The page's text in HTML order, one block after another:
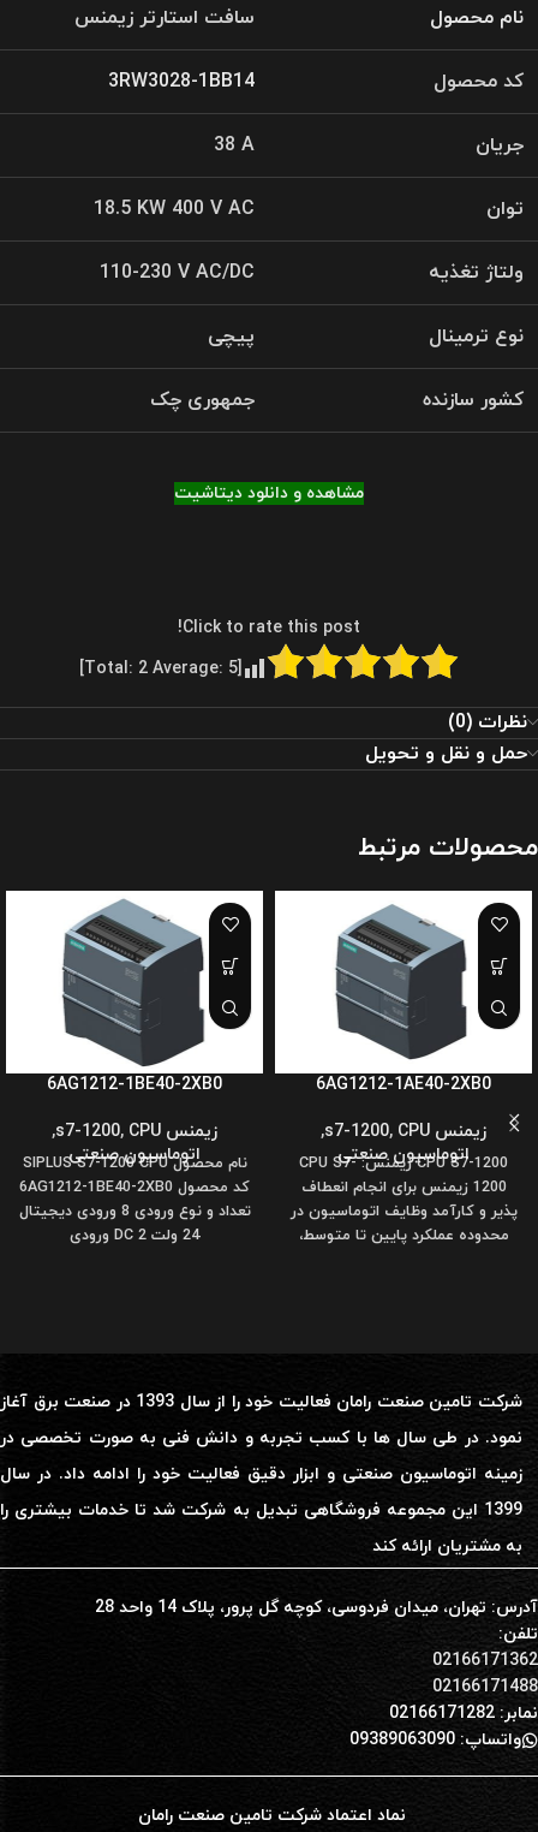
نام محصول سافت استارتر زیمنس
کد محصول 3RW3028-1BB14
جریان 38 A
توان 18.5 KW 400 V AC
ولتاژ تغذیه 110-230 V AC/DC
نوع ترمینال پیچی
کشور سازنده جمهوری چک
مشاهده و دانلود دیتاشیت
Click to rate this post!
[Total:
2 Average: 5
]
نظرات (0)
حمل و نقل و تحویل
محصولات مرتبط
6AG1212-1AE40-2XB0
زیمنس s7-1200 , CPU
,
اتوماسیون صنعتیCPU S7-1200 زیمنس: CPU S7-
1200 زیمنس برای انجام انعطاف
پذیر و کارآمد وظایف اتوماسیون در
محدوده عملکرد پایین تا متوسط،
6AG1212-1BE40-2XB0
زیمنس s7-1200 , CPU
,
اتوماسیون صنعتی
نام محصول SIPLUS S7-1200 CPU
کد محصول 6AG1212-1BE40-2XB0
تعداد و نوع ورودی 8 ورودی دیجیتال
24 ولت DC 2 ورودی
شرکت تامین صنعت رامان فعالیت خود را از سال 1393 در صنعت برق آغاز
نمود. در طی سال ها با کسب تجربه و دانش فنی به صورت تخصصی در
زمینه اتوماسیون صنعتی و ابزار دقیق فعالیت خود را ادامه داد. در سال
1399 این مجموعه فروشگاهی تبدیل به شرکت شد تا خدمات بیشتری را
به مشتریان ارائه کند
آدرس: تهران، میدان فردوسی، کوچه گل پرور، پلاک 14 واحد 28
تلفن:
02166171362
02166171488
نمابر: 02166171282
واتساپ: 09389063090
نماد اعتماد شرکت تامین صنعت رامان